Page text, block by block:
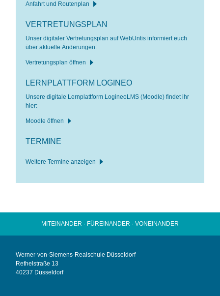
Anfahrt und Routenplan
VERTRETUNGSPLAN
Unser digitaler Vertretungsplan auf WebUntis informiert euch
über aktuelle Änderungen:
Vertretungsplan öffnen
LERNPLATTFORM LOGINEO
Unsere digitale Lernplattform LogineoLMS (Moodle) findet ihr
hier:
Moodle öffnen
TERMINE
Weitere Termine anzeigen
MITEINANDER · FÜREINANDER · VONEINANDER
Werner-von-Siemens-Realschule Düsseldorf
Rethelstraße 13
40237 Düsseldorf